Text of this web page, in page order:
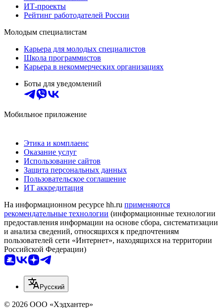
ИТ-проекты
Рейтинг работодателей России
Молодым специалистам
Карьера для молодых специалистов
Школа программистов
Карьера в некоммерческих организациях
Боты для уведомлений
Мобильное приложение
Этика и комплаенс
Оказание услуг
Использование сайтов
Защита персональных данных
Пользовательское соглашение
ИТ аккредитация
На информационном ресурсе hh.ru применяются
рекомендательные технологии (информационные технологии
предоставления информации на основе сбора, систематизации
и анализа сведений, относящихся к предпочтениям
пользователей сети «Интернет», находящихся на территории
Российской Федерации)
Русский
© 2026 ООО «Хэдхантер»